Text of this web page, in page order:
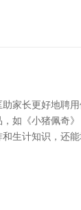
家长更好地聘
如《小猪佩奇
生计知识，还